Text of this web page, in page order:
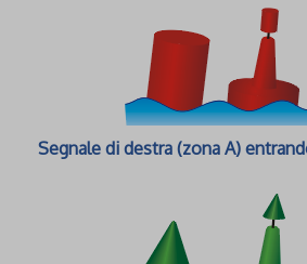
Segnale di destra (zona A)